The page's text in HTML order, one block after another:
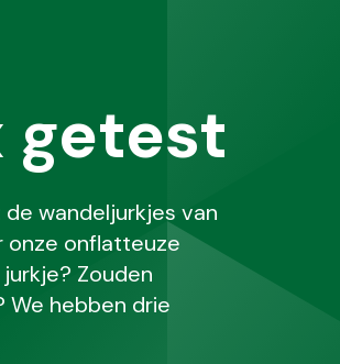
getest
wandeljurkjes van
onze onflatteuze
Zouden
hebben drie